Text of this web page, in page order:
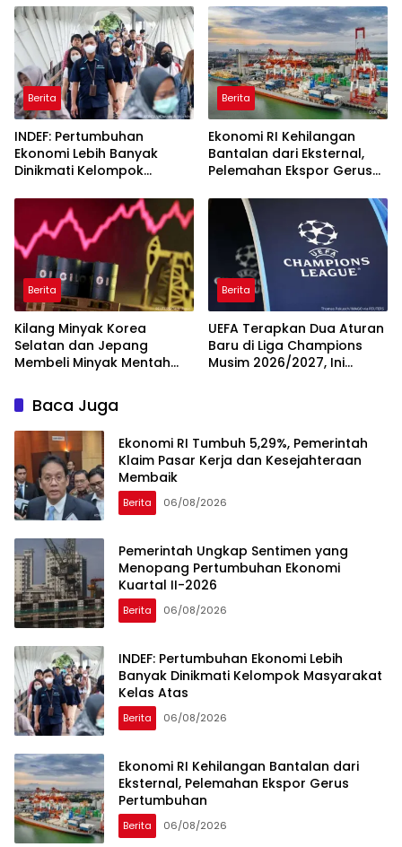
Berita
INDEF: Pertumbuhan
Ekonomi Lebih Banyak
Dinikmati Kelompok
Berita
Ekonomi RI Kehilangan
Bantalan dari Eksternal,
Pelemahan Ekspor Gerus
Berita
Kilang Minyak Korea
Selatan dan Jepang
Membeli Minyak Mentah
Berita
UEFA Terapkan Dua Aturan
Baru di Liga Champions
Musim 2026/2027, Ini
Baca Juga
Ekonomi RI Tumbuh 5,29%, Pemerintah
Klaim Pasar Kerja dan Kesejahteraan
Membaik
Berita 06/08/2026
Pemerintah Ungkap Sentimen yang
Menopang Pertumbuhan Ekonomi
Kuartal II-2026
Berita 06/08/2026
INDEF: Pertumbuhan Ekonomi Lebih
Banyak Dinikmati Kelompok Masyarakat
Kelas Atas
Berita 06/08/2026
Ekonomi RI Kehilangan Bantalan dari
Eksternal, Pelemahan Ekspor Gerus
Pertumbuhan
Berita 06/08/2026